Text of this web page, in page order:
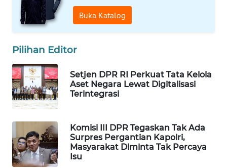
Buka Katalog
Pilihan Editor
Setjen DPR RI Perkuat Tata Kelola
Aset Negara Lewat Digitalisasi
Terintegrasi
Komisi III DPR Tegaskan Tak Ada
Surpres Pergantian Kapolri,
Masyarakat Diminta Tak Percaya
Isu
LISTRIK
WAHANA
WAHANA
TV
WAHANANEWS
WAHANANEWS
CO ID